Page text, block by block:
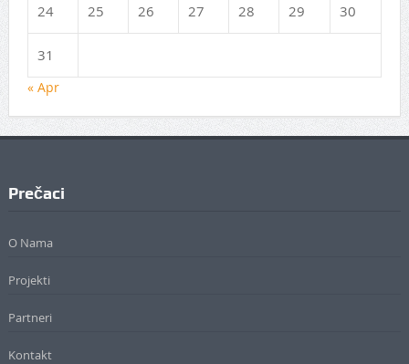
24 25 26 27 28 29 30
31
« Apr
Prečaci
O Nama
Projekti
Partneri
Kontakt